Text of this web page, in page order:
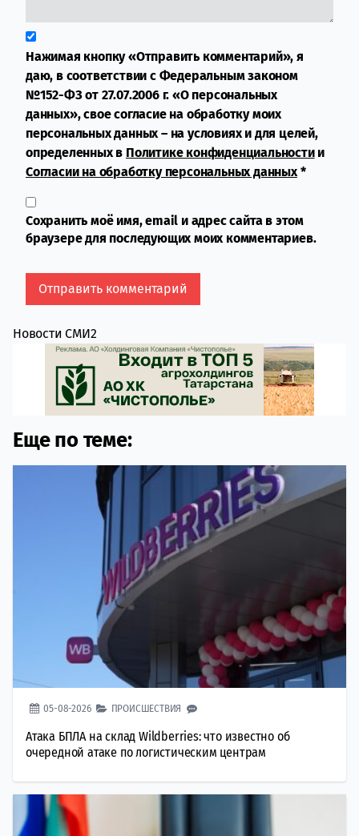
Нажимая кнопку «Отправить комментарий», я
даю, в соответствии с Федеральным законом
№152-ФЗ от 27.07.2006 г. «О персональных
данных», свое согласие на обработку моих
персональных данных – на условиях и для целей,
определенных в Политике конфиденциальностии
Согласии на обработку персональных данных*
Сохранить моё имя, email и адрес сайта в этом
браузере для последующих моих комментариев.
Новости СМИ2
Еще по теме:
05-08-2026 ПРОИСШЕСТВИЯ
Атака БПЛА на склад Wildberries: что известно об
очередной атаке по логистическим центрам